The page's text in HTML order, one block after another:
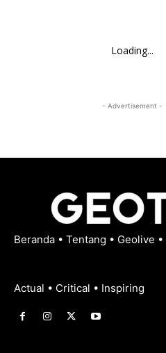
Loading...
- Advertisement -
Beranda • Tentang • Geolive •
Actual • Critical • Inspiring